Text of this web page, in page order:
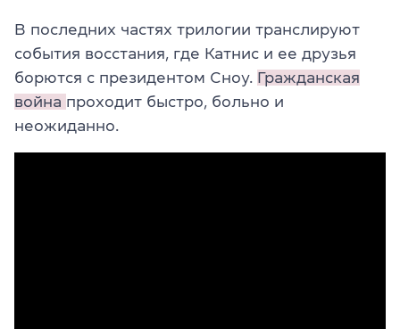
В последних частях трилогии транслируют
события восстания, где Катнис и ее друзья
борются с президентом Сноу. Гражданская
война проходит быстро, больно и
неожиданно.